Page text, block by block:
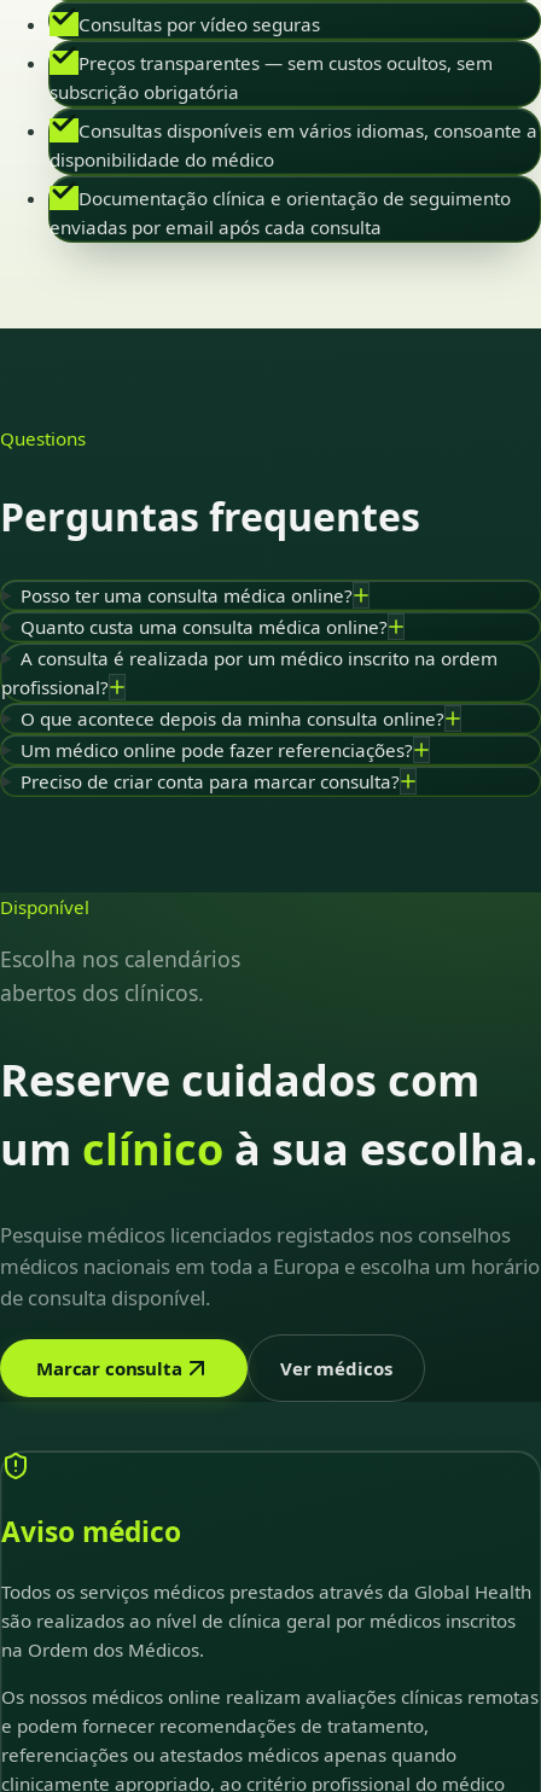
Consultas por vídeo seguras
Preços transparentes — sem custos ocultos, sem
subscrição obrigatória
Consultas disponíveis em vários idiomas, consoante a
disponibilidade do médico
Documentação clínica e orientação de seguimento
enviadas por email após cada consulta
Questions
Perguntas frequentes
Posso ter uma consulta médica online?
Quanto custa uma consulta médica online?
A consulta é realizada por um médico inscrito na ordem
profissional?
O que acontece depois da minha consulta online?
Um médico online pode fazer referenciações?
Preciso de criar conta para marcar consulta?
Disponível
Escolha nos calendários
abertos dos clínicos.
Reserve cuidados com
um clínico à sua escolha.
Pesquise médicos licenciados registados nos conselhos
médicos nacionais em toda a Europa e escolha um horário
de consulta disponível.
Marcar consulta Ver médicos
Aviso médico
Todos os serviços médicos prestados através da Global Health
são realizados ao nível de clínica geral por médicos inscritos
na Ordem dos Médicos.
Os nossos médicos online realizam avaliações clínicas remotas
e podem fornecer recomendações de tratamento,
referenciações ou atestados médicos apenas quando
clinicamente apropriado, ao critério profissional do médico